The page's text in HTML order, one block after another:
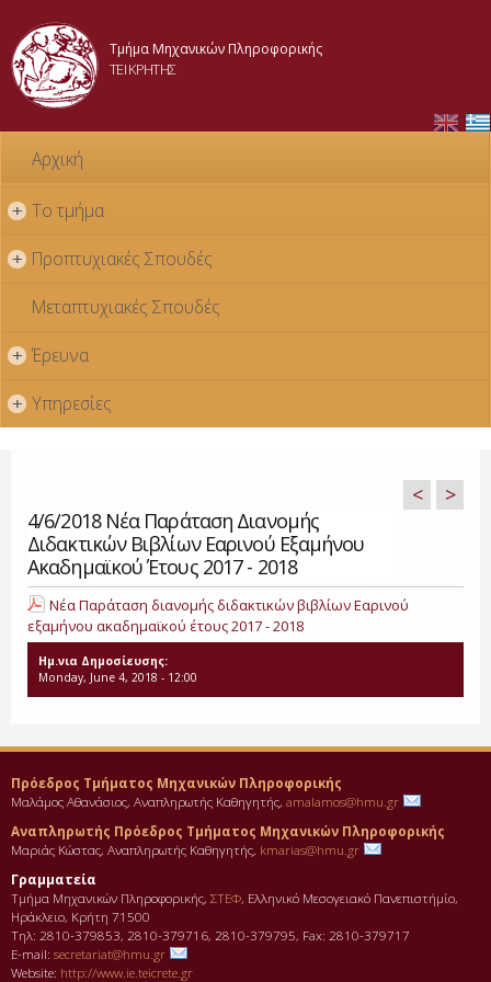
content
Τμήμα Μηχανικών Πληροφορικής
ΤΕΙ ΚΡΗΤΗΣ
Αρχική
+ Το τμήμα
+ Προπτυχιακές Σπουδές
Μεταπτυχιακές Σπουδές
+ Έρευνα
+ Υπηρεσίες
4/6/2018 Νέα Παράταση Διανομής
Διδακτικών Βιβλίων Εαρινού Εξαμήνου
Ακαδημαϊκού Έτους 2017 - 2018
< >
Νέα Παράταση διανομής διδακτικών βιβλίων Εαρινού
εξαμήνου ακαδημαϊκού έτους 2017 - 2018
Ημ.νια Δημοσίευσης:
Monday, June 4, 2018 - 12:00
Πρόεδρος Τμήματος Μηχανικών Πληροφορικής
Μαλάμος Αθανάσιος, Αναπληρωτής Καθηγητής, amalamos@hmu.gr
Αναπληρωτής Πρόεδρος Τμήματος Μηχανικών Πληροφορικής
Μαριάς Κώστας, Αναπληρωτής Καθηγητής, kmarias@hmu.gr
Γραμματεία
Τμήμα Μηχανικών Πληροφορικής, ΣΤΕΦ, Ελληνικό Μεσογειακό Πανεπιστήμίο,
Ηράκλειο, Κρήτη 71500
Τηλ: 2810-379853, 2810-379716, 2810-379795, Fax: 2810-379717
E-mail: secretariat@hmu.gr
Website: http://www.ie.teicrete.gr